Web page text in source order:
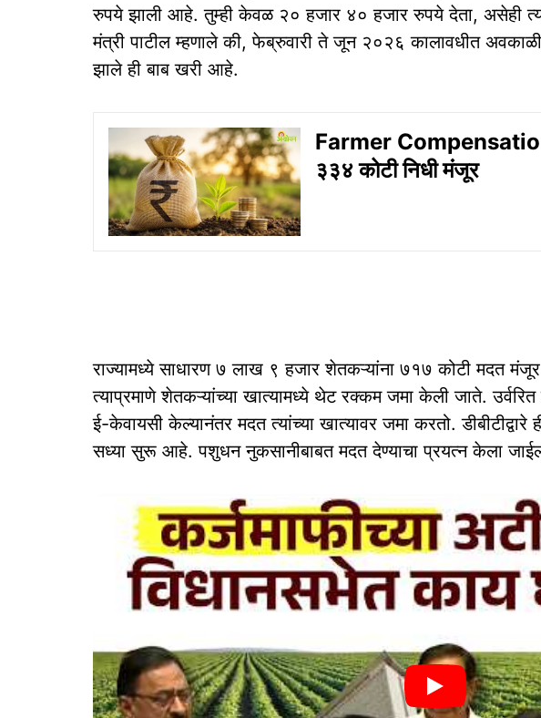
रुपये झाली आहे. तुम्ही केवळ २० हजार ४० हजार रुपये देता, असेही
मंत्री पाटील म्हणाले की, फेब्रुवारी ते जून २०२६ कालावधीत
झाले ही बाब खरी आहे.
Farmer Compensation:
३३४ कोटी निधी मंजूर
राज्यामध्ये साधारण ७ लाख ९ हजार शेतकऱ्यांना ७१७ कोटी मदत
त्याप्रमाणे शेतकऱ्यांच्या खात्यामध्ये थेट रक्कम जमा केली जाते.
ई-केवायसी केल्यानंतर मदत त्यांच्या खात्यावर जमा करतो. डीबीटीद्वारे
सध्या सुरू आहे. पशुधन नुकसानीबाबत मदत देण्याचा प्रयत्न केला